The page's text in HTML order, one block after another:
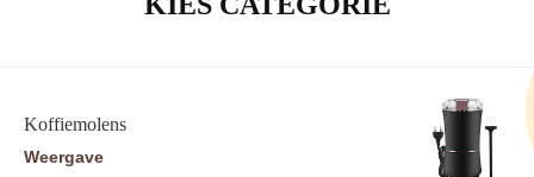
Koffiemolens
Weergave